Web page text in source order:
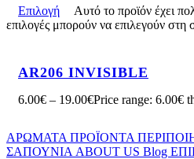
Επιλογή
Αυτό το προϊόν έχει
επιλογές μπορούν να επιλεγούν στη
AR206 INVISIBLE
6.00€ – 19.00€Price range: 6.00€
ΑΡΩΜΑΤΑ ΠΡΟΪΟΝΤΑ
ΣΑΠΟΥΝΙΑ ABOUT US Blog